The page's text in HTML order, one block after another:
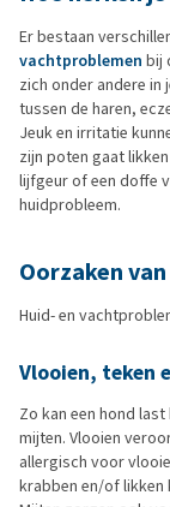
Er bestaan
vachtproblemen bij
zich onder andere
tussen de haren,
Jeuk en irritatie
zijn poten gaat
lijfgeur of een doffe
huidprobleem.
Oorzaken
Huid- en
Vlooien, teken
Zo kan een hond
mijten. Vlooien
allergisch voor
krabben en/of likken